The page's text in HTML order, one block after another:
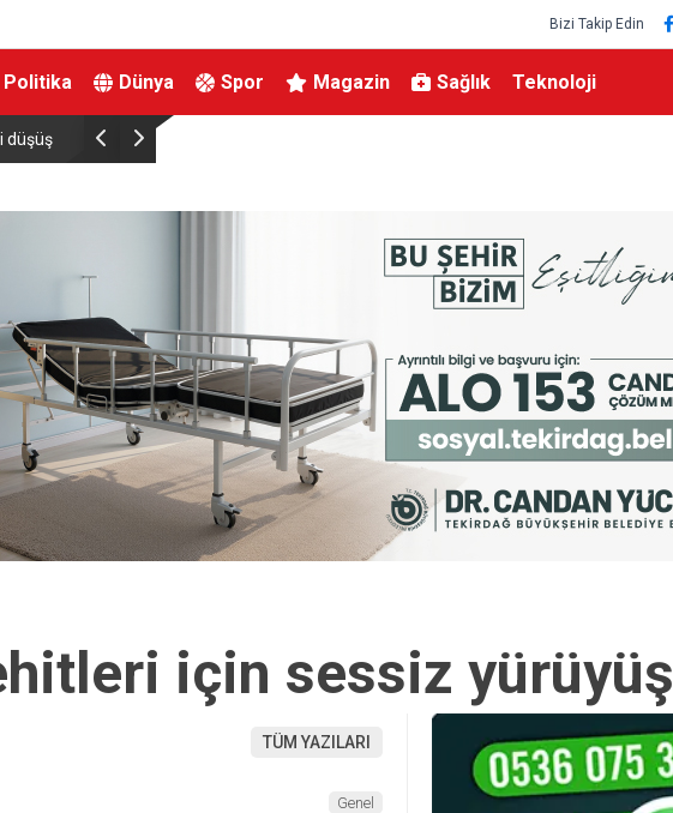
Bizi Takip Edin
Politika Dünya Spor Magazin Sağlık Teknoloji
düşüş Uludağ’da çıkan orman yangını söndürüldü
için sessiz yürüyüş
TÜM YAZILARI
Genel